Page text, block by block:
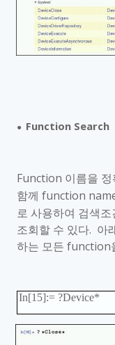
● Function Search
Function 이름을
함께 function
로 사용하여 검색조
조회할 수 있다. 아
하는 모든 function
In[15]:= ?Device*